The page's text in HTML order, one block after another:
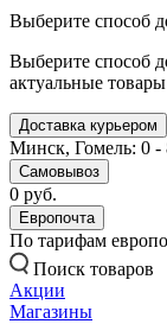
Выберите способ
Выберите способ
актуальные
Доставка курьером
Минск, Гомель: 0 -
Самовывоз
0 руб.
Европочта
По тарифам
Поиск товаров
Акции
Магазины